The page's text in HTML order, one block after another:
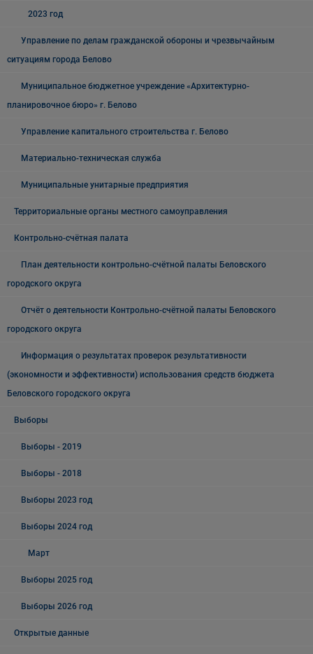
2023 год
Управление по делам гражданской обороны и чрезвычайным
ситуациям города Белово
Муниципальное бюджетное учреждение «Архитектурно-
планировочное бюро» г. Белово
Управление капитального строительства г. Белово
Материально-техническая служба
Муниципальные унитарные предприятия
Территориальные органы местного самоуправления
Контрольно-счётная палата
План деятельности контрольно-счётной палаты Беловского
городского округа
Отчёт о деятельности Контрольно-счётной палаты Беловского
городского округа
Информация о результатах проверок результативности
(экономности и эффективности) использования средств бюджета
Беловского городского округа
Выборы
Выборы - 2019
Выборы - 2018
Выборы 2023 год
Выборы 2024 год
Март
Выборы 2025 год
Выборы 2026 год
Открытые данные